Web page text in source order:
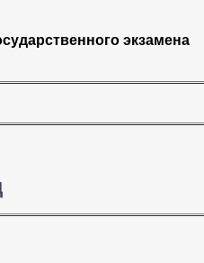
экзамена